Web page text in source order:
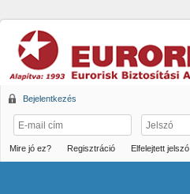
Bejelentkezés
Mire jó ez? Regisztráció Elfelejtett jelszó